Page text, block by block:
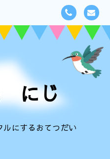
にじ
ルにするおてつだい